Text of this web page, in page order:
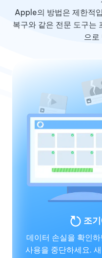
Apple의 방법은 제한적
복구와 같은 전문 도구는
으로
조
데이터 손실을 확인
사용을 중단하세요.